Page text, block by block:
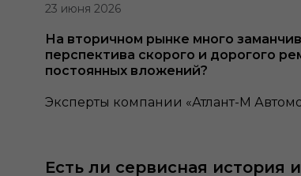
23 июня 2026
На вторичном рынке много
перспектива скорого и дорогого
постоянных вложений?
Эксперты компании «Атлант-М
Есть ли сервисная история